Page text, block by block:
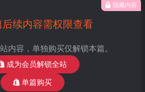
隐藏内容
续内容需权限查看
内容，单独购买仅解锁本篇。
成为会员解锁全站
单篇购买